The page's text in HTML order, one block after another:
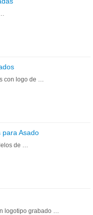
con logo de …
para Asado
de …
logotipo grabado …